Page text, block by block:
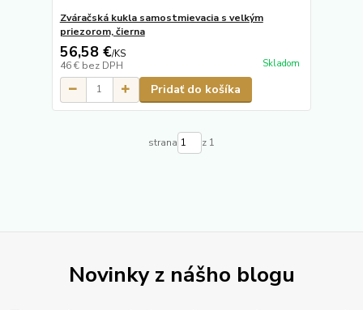
Zváračská kukla samostmievacia s velkým
priezorom, čierna
56,58 €/KS
46 € bez DPH Skladom
Pridať do košíka
strana z 1
Novinky z nášho blogu